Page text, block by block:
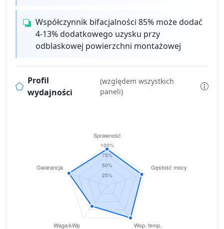
Współczynnik bifacjalności 85% może dodać
4-13% dodatkowego uzysku przy
odblaskowej powierzchni montażowej
Profil
wydajności
(względem wszystkich
paneli)